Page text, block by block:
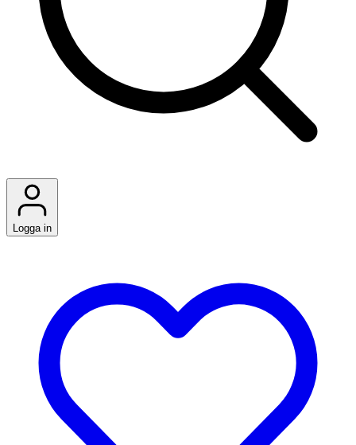
Logga in